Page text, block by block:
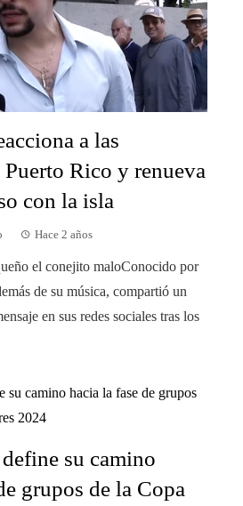
a las
Puerto Rico y renueva
con la isla
Hace 2 años
el conejito maloConocido por
de su música, compartió un
en sus redes sociales tras los
su camino
grupos de la Copa